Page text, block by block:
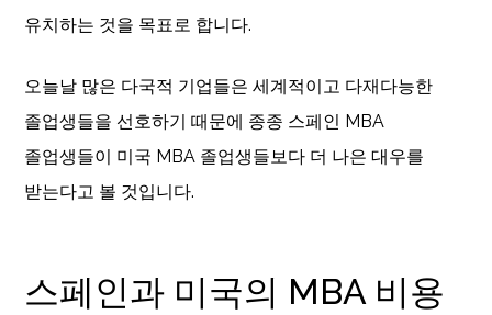
유치하는 것을 목표로 합니다.
오늘날 많은 다국적 기업들은 세계적이고 다재다능한
졸업생들을 선호하기 때문에 종종 스페인 MBA
졸업생들이 미국 MBA 졸업생들보다 더 나은 대우를
받는다고 볼 것입니다.
스페인과 미국의 MBA 비용